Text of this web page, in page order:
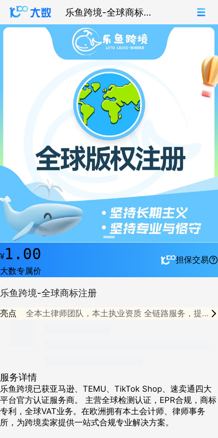
乐鱼跨境-全球商标注
册
¥1.00
大数专属价
担保交易
乐鱼跨境-全球商标注册
亮点 全本土律师团队，本土执业资质全链路服务，提
服务详情
乐鱼跨境已获亚马逊、TEMU、TikTok Shop、速卖通四大
平台官方认证服务商。 主营全球检测认证，EPR合规，商标
专利，全球VAT业务。在欧洲拥有本土会计师、律师事务
所，为跨境卖家提供一站式合规专业解决方案。